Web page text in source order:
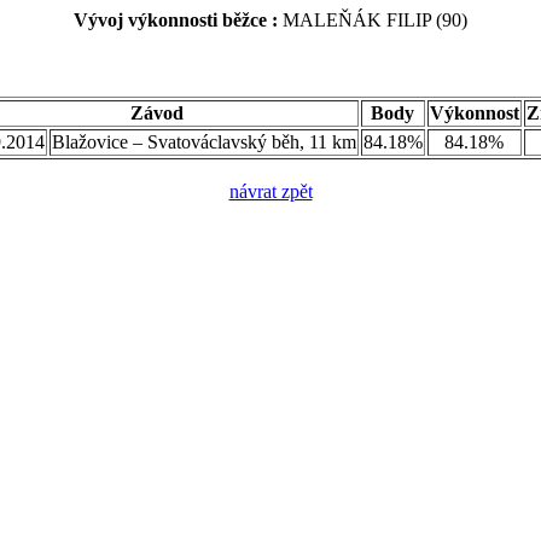
Vývoj výkonnosti běžce : MALEŇÁK FILIP (90)
Závod Body Výkonnost
Blažovice – Svatováclavský běh, 11 km 84.18% 84.18%
návrat zpět